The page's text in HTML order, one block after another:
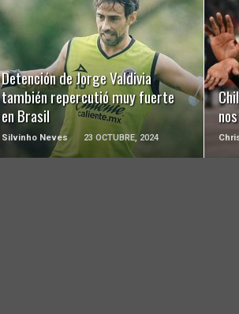
Detención de Jorge Valdivia
también repercutió muy fuerte
en Brasil
Silvinho Neves 23 OCTUBRE, 2024
LEER MÁS